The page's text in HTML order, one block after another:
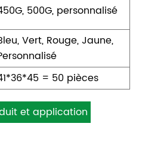
500G, personnalisé
Vert, Rouge, Jaune,
= 50 pièces
et application